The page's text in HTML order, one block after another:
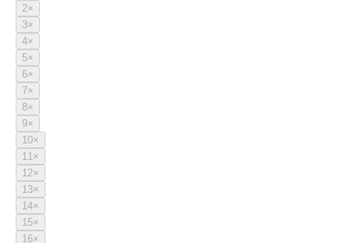
2×
3×
4×
5×
6×
7×
8×
9×
10×
11×
12×
13×
14×
15×
16×